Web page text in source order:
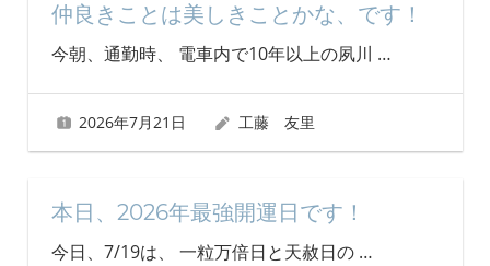
仲良きことは美しきことかな、です！
今朝、通勤時、 電車内で10年以上の夙川 …
2026年7月21日 工藤 友里
本日、2026年最強開運日です！
今日、7/19は、 一粒万倍日と天赦日の …